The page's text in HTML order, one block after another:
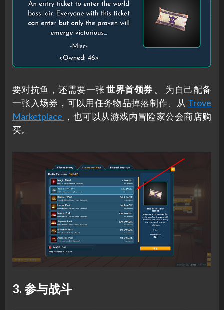
要对抗鱼，还需要一张世界首领券 。 为自己配备
一张入场券，可以用任务物品掉落制作、从 Trove
Marketplace ，也可以从游戏内冒险家公会商店购
买。
3. 参与战斗